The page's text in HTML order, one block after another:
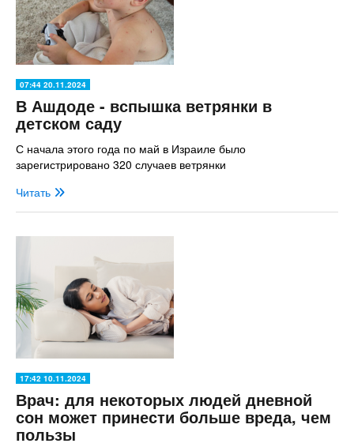
07:44 20.11.2024
В Ашдоде - вспышка ветрянки в
детском саду
С начала этого года по май в Израиле было
зарегистрировано 320 случаев ветрянки
Читать
17:42 10.11.2024
Врач: для некоторых людей дневной
сон может принести больше вреда, чем
пользы